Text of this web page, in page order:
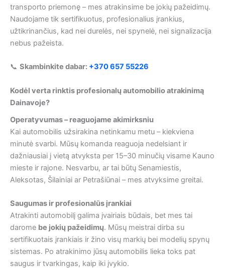
transporto priemonę – mes atrakinsime be jokių pažeidimų.
Naudojame tik sertifikuotus, profesionalius įrankius,
užtikrinančius, kad nei durelės, nei spynelė, nei signalizacija
nebus pažeista.
📞 Skambinkite dabar: +370 657 55226
Kodėl verta rinktis profesionalų automobilio atrakinimą
Dainavoje?
Operatyvumas – reaguojame akimirksniu
Kai automobilis užsirakina netinkamu metu – kiekviena
minutė svarbi. Mūsų komanda reaguoja nedelsiant ir
dažniausiai į vietą atvyksta per 15–30 minučių visame Kauno
mieste ir rajone. Nesvarbu, ar tai būtų Senamiestis,
Aleksotas, Šilainiai ar Petrašiūnai – mes atvyksime greitai.
Saugumas ir profesionalūs įrankiai
Atrakinti automobilį galima įvairiais būdais, bet mes tai
darome be jokių pažeidimų. Mūsų meistrai dirba su
sertifikuotais įrankiais ir žino visų markių bei modelių spynų
sistemas. Po atrakinimo jūsų automobilis lieka toks pat
saugus ir tvarkingas, kaip iki įvykio.